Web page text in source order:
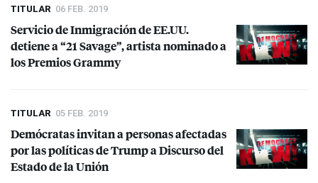
TITULAR 06 FEB. 2019
Servicio de Inmigración de EE.UU.
detiene a “21 Savage”, artista nominado a
los Premios Grammy
TITULAR 05 FEB. 2019
Demócratas invitan a personas afectadas
por las políticas de Trump a Discurso del
Estado de la Unión